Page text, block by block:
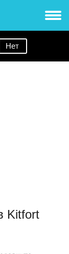
Нет
Kitfort